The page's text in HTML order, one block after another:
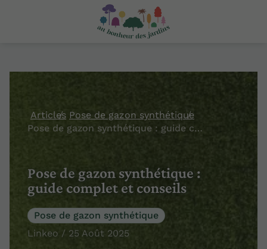
Articles Pose de gazon synthétique
Pose de gazon synthétique : guide complet et conseils
Pose de gazon synthétique :
guide complet et conseils
Pose de gazon synthétique
Linkeo / 25 Août 2025